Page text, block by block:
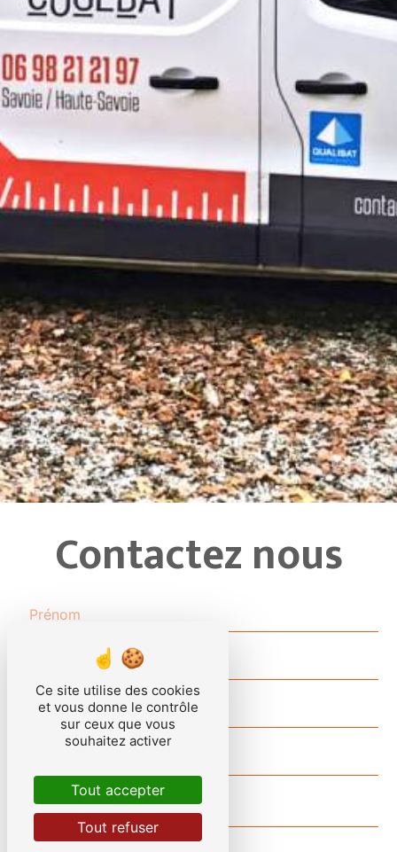
Contactez nous
Ce site utilise des cookies
et vous donne le contrôle
sur ceux que vous
souhaitez activer
Tout accepter
Tout refuser